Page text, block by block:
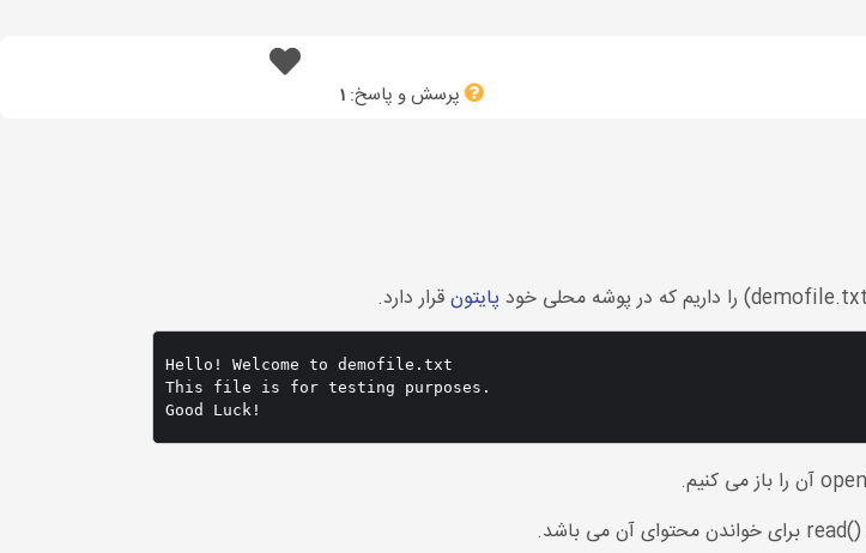
پرسش و پاسخ: 1
پایتونقرار دارد.
Hello! Welcome to demofile.txt
This file is for testing purposes.